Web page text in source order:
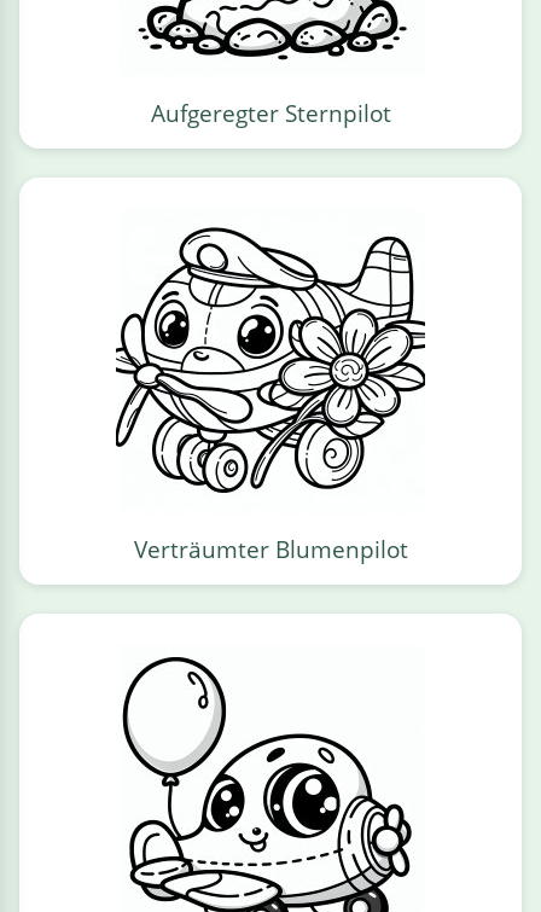
Aufgeregter Sternpilot
Verträumter Blumenpilot